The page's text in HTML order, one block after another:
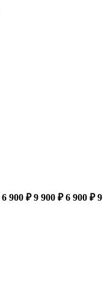
6 900 ₽ 9 900 ₽ 6 900 ₽ 9